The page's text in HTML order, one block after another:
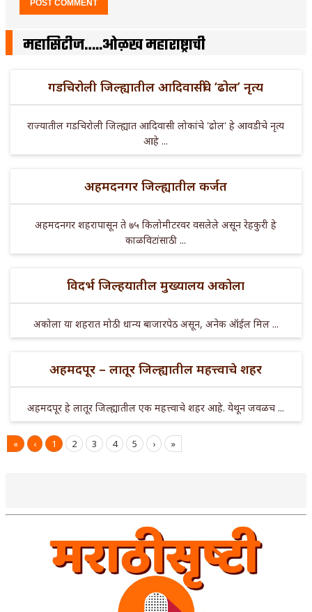
महासिटीज…..ओळख महाराष्ट्राची
गडचिरोली जिल्ह्यातील आदिवासींचे ‘ढोल’ नृत्य
राज्यातील गडचिरोली जिल्ह्यात आदिवासी लोकांचे 'ढोल' हे आवडीचे नृत्य
आहे ...
अहमदनगर जिल्ह्यातील कर्जत
अहमदनगर शहरापासून ते ७५ किलोमीटरवर वसलेले असून रेहकुरी हे
काळविटांसाठी ...
विदर्भ जिल्हयातील मुख्यालय अकोला
अकोला या शहरात मोठी धान्य बाजारपेठ असून, अनेक ऑईल मिल ...
अहमदपूर – लातूर जिल्ह्यातील महत्त्वाचे शहर
अहमदपूर हे लातूर जिल्ह्यातील एक महत्त्वाचे शहर आहे. येथून जवळच ...
« ‹ 1 2 3 4 5 › »